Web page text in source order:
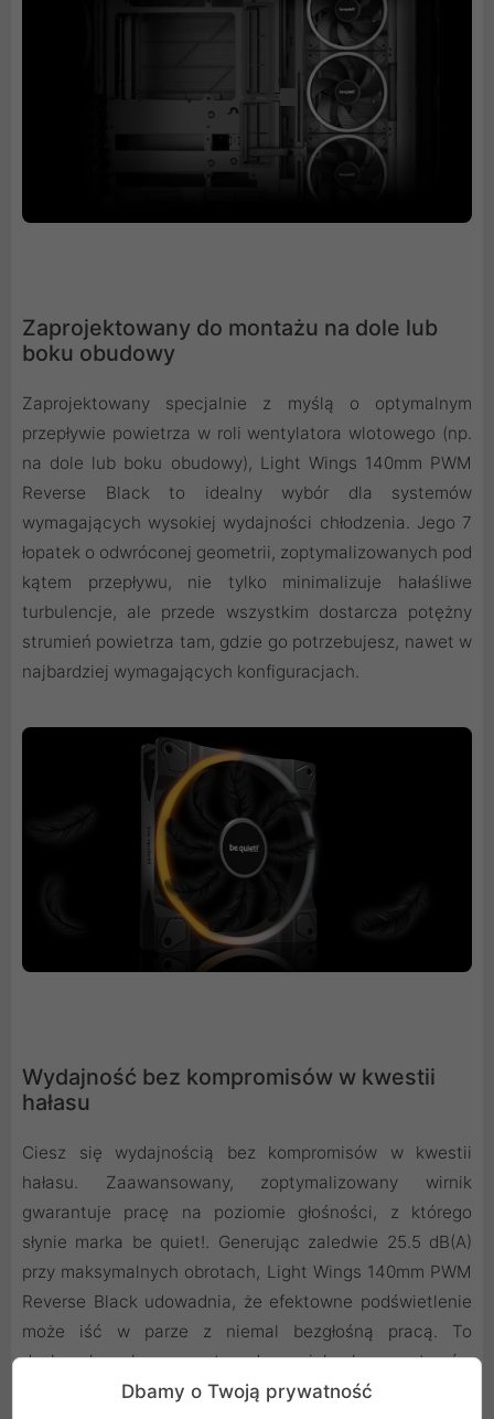
Zaprojektowany do montażu na dole lub
boku obudowy
Zaprojektowany specjalnie z myślą o optymalnym
przepływie powietrza w roli wentylatora wlotowego (np.
na dole lub boku obudowy), Light Wings 140mm PWM
Reverse Black to idealny wybór dla systemów
wymagających wysokiej wydajności chłodzenia. Jego 7
łopatek o odwróconej geometrii, zoptymalizowanych pod
kątem przepływu, nie tylko minimalizuje hałaśliwe
turbulencje, ale przede wszystkim dostarcza potężny
strumień powietrza tam, gdzie go potrzebujesz, nawet w
najbardziej wymagających konfiguracjach.
Wydajność bez kompromisów w kwestii
hałasu
Ciesz się wydajnością bez kompromisów w kwestii
hałasu. Zaawansowany, zoptymalizowany wirnik
gwarantuje pracę na poziomie głośności, z którego
słynie marka be quiet!. Generując zaledwie 25.5 dB(A)
przy maksymalnych obrotach, Light Wings 140mm PWM
Reverse Black udowadnia, że efektowne podświetlenie
może iść w parze z niemal bezgłośną pracą. To
doskonały komponent do cichych zestawów
komputerowych i wydajnych maszyn gamingowych.
Dbamy o Twoją prywatność